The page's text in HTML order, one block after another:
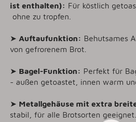
ist enthalten): Für köstlich
ohne zu tropfen.
➤ Auftaufunktion: Behutsames
von gefrorenem Brot.
➤ Bagel-Funktion: Perfekt für
- außen getoastet, innen warm
➤ Metallgehäuse mit extra
stabil, für alle Brotsorten geeignet.